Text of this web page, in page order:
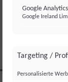
Do., 23.
CLIPS
Google Analytics
Google Ireland
Targeting /
Personalisierte